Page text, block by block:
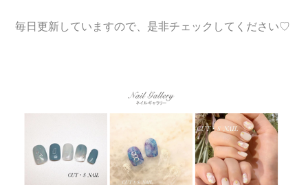
毎日更新していますので、是非チェックしてください♡